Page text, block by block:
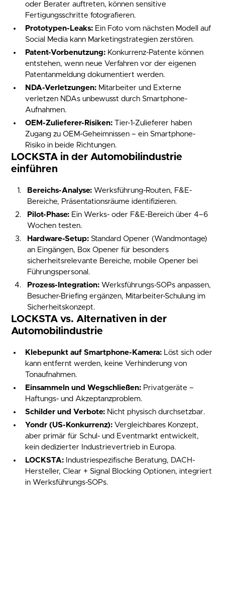
oder Berater auftreten, können sensitive
Fertigungsschritte fotografieren.
Prototypen-Leaks: Ein Foto vom nächsten Modell auf
Social Media kann Marketingstrategien zerstören.
Patent-Vorbenutzung: Konkurrenz-Patente können
entstehen, wenn neue Verfahren vor der eigenen
Patentanmeldung dokumentiert werden.
NDA-Verletzungen: Mitarbeiter und Externe
verletzen NDAs unbewusst durch Smartphone-
Aufnahmen.
OEM-Zulieferer-Risiken: Tier-1-Zulieferer haben
Zugang zu OEM-Geheimnissen – ein Smartphone-
Risiko in beide Richtungen.
LOCKSTA in der Automobilindustrie
einführen
Bereichs-Analyse: Werksführung-Routen, F&E-
Bereiche, Präsentationsräume identifizieren.
Pilot-Phase: Ein Werks- oder F&E-Bereich über 4–6
Wochen testen.
Hardware-Setup: Standard Opener (Wandmontage)
an Eingängen, Box Opener für besonders
sicherheitsrelevante Bereiche, mobile Opener bei
Führungspersonal.
Prozess-Integration: Werksführungs-SOPs anpassen,
Besucher-Briefing ergänzen, Mitarbeiter-Schulung im
Sicherheitskonzept.
LOCKSTA vs. Alternativen in der
Automobilindustrie
Klebepunkt auf Smartphone-Kamera: Löst sich oder
kann entfernt werden, keine Verhinderung von
Tonaufnahmen.
Einsammeln und Wegschließen: Privatgeräte –
Haftungs- und Akzeptanzproblem.
Schilder und Verbote: Nicht physisch durchsetzbar.
Yondr (US-Konkurrenz): Vergleichbares Konzept,
aber primär für Schul- und Eventmarkt entwickelt,
kein dedizierter Industrievertrieb in Europa.
LOCKSTA: Industriespezifische Beratung, DACH-
Hersteller, Clear + Signal Blocking Optionen, integriert
in Werksführungs-SOPs.